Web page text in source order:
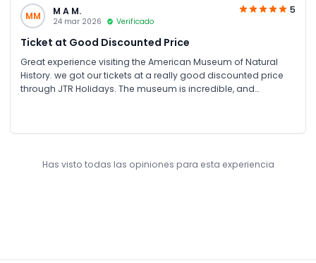
MM M A M.
24 mar 2026 Verificado
5
Ticket at Good Discounted Price
Great experience visiting the American Museum of Natural
History. we got our tickets at a really good discounted price
through JTR Holidays. The museum is incredible, and
Has visto todas las opiniones para esta experiencia